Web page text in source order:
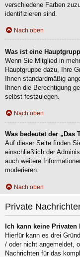
verschiedene Farben
identifizieren sind.
Nach oben
Was ist eine
Wenn Sie Mitglied in
Hauptgruppe dazu, Ihre
Ihnen standardmäßig
Ihnen die Berechtigung
selbst festzulegen.
Nach oben
Was bedeutet der „Das
Auf dieser Seite finden
einschließlich der
auch weitere
moderieren.
Nach oben
Private
Ich kann keine
Hierfür kann es drei
/ oder nicht angemeldet,
Nachrichten für das